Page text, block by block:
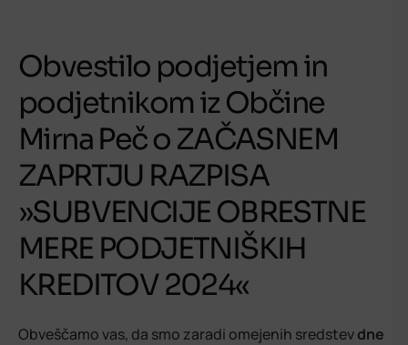
Obvestilo podjetjem in
podjetnikom iz Občine
Mirna Peč o ZAČASNEM
ZAPRTJU RAZPISA
»SUBVENCIJE OBRESTNE
MERE PODJETNIŠKIH
KREDITOV 2024«
Obveščamo vas, da smo zaradi omejenih sredstevdne